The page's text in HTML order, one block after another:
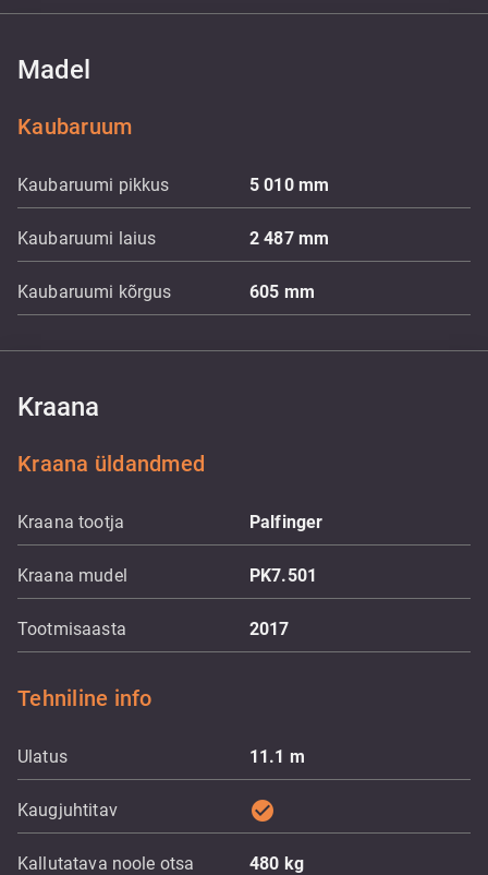
Madel
Kaubaruum
Kaubaruumi pikkus 5 010 mm
Kaubaruumi laius 2 487 mm
Kaubaruumi kõrgus 605 mm
Kraana
Kraana üldandmed
Kraana tootja Palfinger
Kraana mudel PK7.501
Tootmisaasta 2017
Tehniline info
Ulatus 11.1 m
Kaugjuhtitav check_circle
Kallutatava noole otsa
480 kg